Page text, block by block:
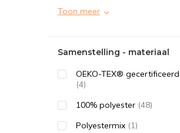
Toon meer
Samenstelling - materiaal
OEKO-TEX® gecertificeerd
(4)
100% polyester (48)
Polyestermix (1)